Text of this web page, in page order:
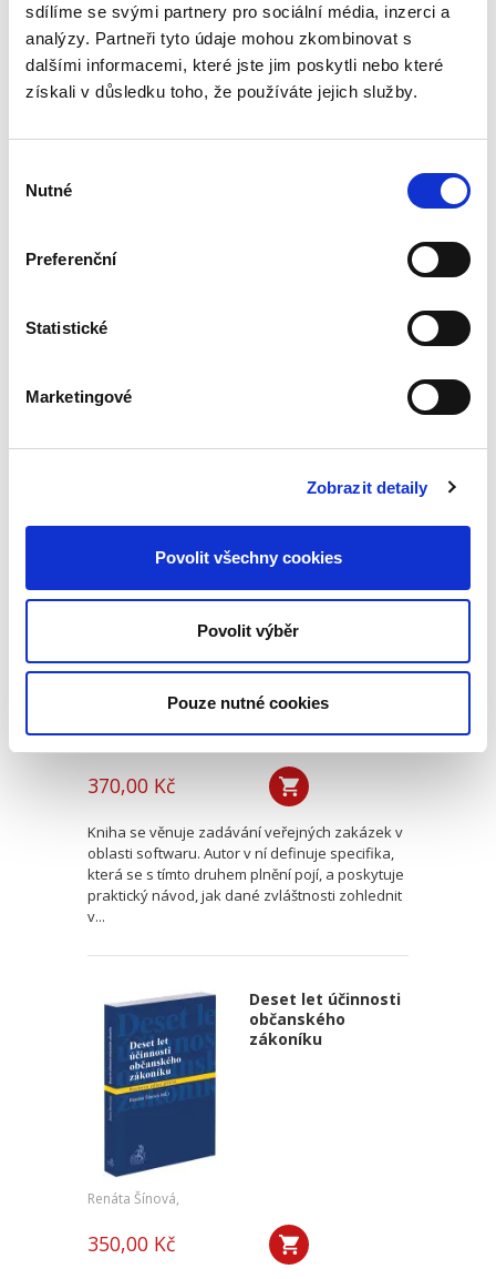
sdílíme se svými partnery pro sociální média, inzerci a
analýzy. Partneři tyto údaje mohou zkombinovat s
dalšími informacemi, které jste jim poskytli nebo které
získali v důsledku toho, že používáte jejich služby.
souhlasu
Nutné
Preferenční
Statistické
Marketingové
Zobrazit detaily
Povolit všechny cookies
Povolit výběr
Pouze nutné cookies
Nepominutelný
dědic a jeho
340,00 Kč
nepominutelného dědice, jeho vydědění a
oblasti softwaru.
další specifika
Jan Svoboda
370,00 Kč
Kniha se věnuje zadávání veřejných zakázek v
oblasti softwaru. Autor v ní definuje specifika,
která se s tímto druhem plnění pojí, a poskytuje
praktický návod, jak dané zvláštnosti zohlednit
v...
Deset let účinnosti
občanského
zákoníku
Renáta Šínová,
350,00 Kč